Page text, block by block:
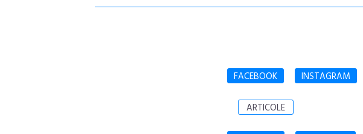
FACEBOOK INSTAGRAM
ARTICOLE